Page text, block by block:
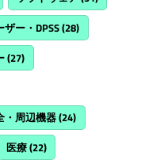
ザー・DPSS(28)
(27)
・周辺機器(24)
医療(22)